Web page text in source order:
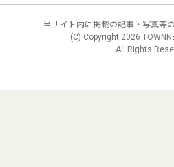
当サイト内に掲載の記事・写真等
(C) Copyright 2026
All Rights